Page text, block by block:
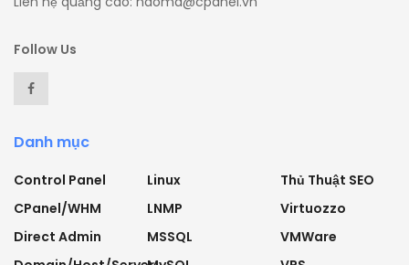
Follow Us
Danh mục
Control Panel
CPanel/WHM
Direct Admin
Linux
LNMP
MSSQL
Thủ Thuật SEO
Virtuozzo
VMWare